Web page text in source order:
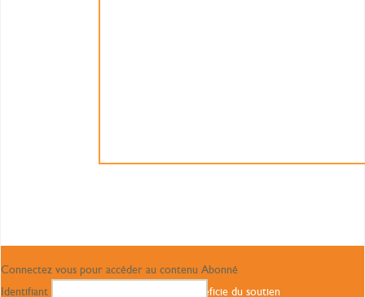
Connectez vous pour accéder au contenu Abonné
Identifiant
Ce site bénéficie du soutien